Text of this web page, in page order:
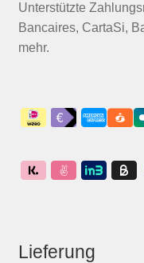
Unterstützte
Bancaires, CartaSi,
mehr.
Lieferung